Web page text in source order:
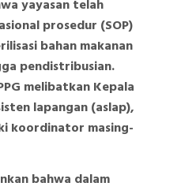
yayasan telah
prosedur (SOP)
bahan makanan
pendistribusian.
melibatkan Kepala
lapangan (aslap),
koordinator masing-
bahwa dalam